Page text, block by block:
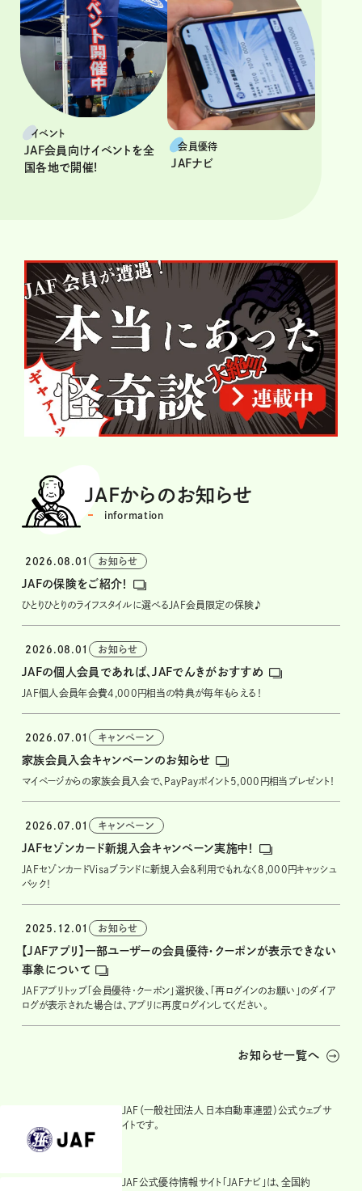
イベント
JAF会員向けイベントを全
国各地で開催!
会員優待
JAFナビ
JAFからのお知らせ
information
2026.08.01 お知らせ
JAFの保険をご紹介！
ひとりひとりのライフスタイルに選べるJAF会員限定の保険♪
2026.08.01 お知らせ
JAFの個人会員であれば、JAFでんきがおすすめ
JAF個人会員年会費4,000円相当の特典が毎年もらえる！
2026.07.01 キャンペーン
家族会員入会キャンペーンのお知らせ
マイページからの家族会員入会で、PayPayポイント5,000円相当プレゼント！
2026.07.01 キャンペーン
JAFセゾンカード新規入会キャンペーン実施中！
JAFセゾンカードVisaブランドに新規入会&利用でもれなく8,000円キャッシュ
バック！
2025.12.01 お知らせ
【JAFアプリ】一部ユーザーの会員優待・クーポンが表示できない
事象について
JAFアプリトップ「会員優待・クーポン」選択後、「再ログインのお願い」のダイア
ログが表示された場合は、アプリに再度ログインしてください。
お知らせ一覧へ
JAF（一般社団法人 日本自動車連盟）公式ウェブサ
イトです。
JAF公式優待情報サイト「JAFナビ」は、全国約